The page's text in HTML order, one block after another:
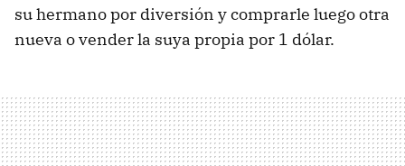
su hermano por diversión y comprarle luego otra
nueva o vender la suya propia por 1 dólar.